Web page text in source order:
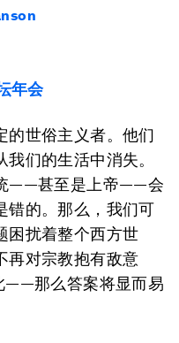
年会
的世俗主义者。他们
们的生活中消失。
——甚至是上帝——会
错的。那么，我们可
困扰着整个西方世
再对宗教抱有敌意
——那么答案将显而易